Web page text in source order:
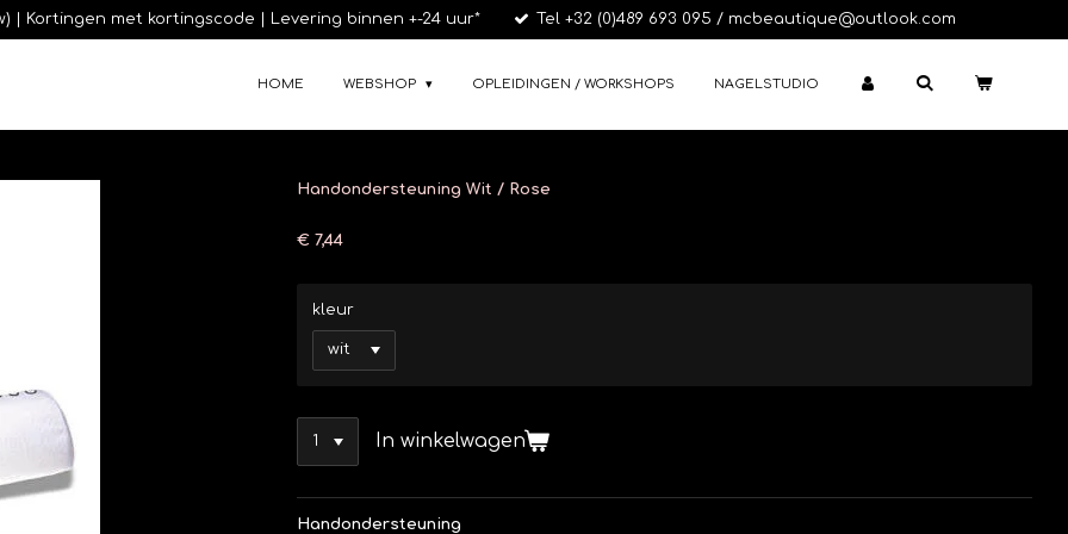
| Kortingen met kortingscode | Levering binnen +-24 uur* Tel +32 (0)489 693 095 / mcbeautique@outlook.com
HOME WEBSHOP OPLEIDINGEN / WORKSHOPS NAGELSTUDIO
Handondersteuning Wit / Rose
€ 7,44
kleur
In winkelwagen
Handondersteuning